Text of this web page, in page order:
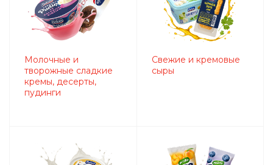
Молочные и
творожные сладкие
кремы, десерты,
пудинги
Свежие и кремовые
сыры